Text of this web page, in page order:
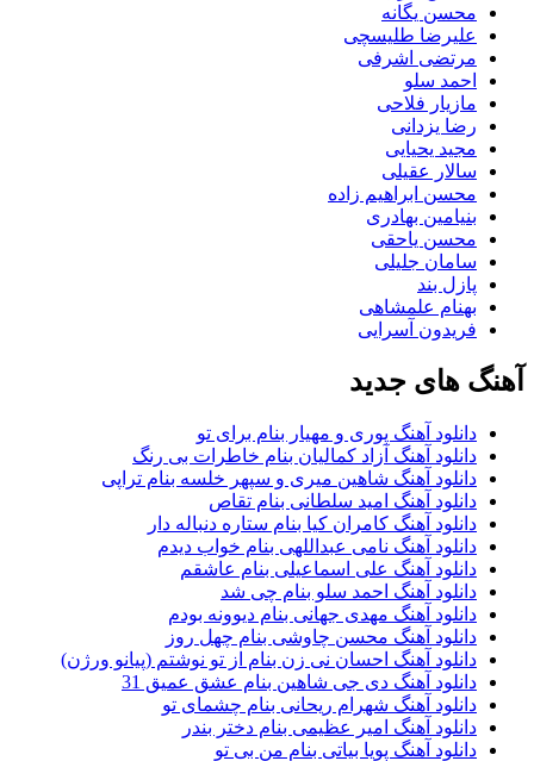
محسن یگانه
علیرضا طلیسچی
مرتضی اشرفی
احمد سلو
مازیار فلاحی
رضا یزدانی
مجید یحیایی
سالار عقیلی
محسن ابراهیم زاده
بنیامین بهادری
محسن یاحقی
سامان جلیلی
پازل بند
بهنام علمشاهی
فریدون آسرایی
های جدید
دانلود آهنگ پوری و مهیار بنام برای تو
دانلود آهنگ آزاد کمالیان بنام خاطرات بی رنگ
دانلود آهنگ شاهین میری و سپهر خلسه بنام تراپی
دانلود آهنگ امید سلطانی بنام تقاص
دانلود آهنگ کامران کیا بنام ستاره دنباله دار
دانلود آهنگ نامی عبداللهی بنام خواب دیدم
دانلود آهنگ علی اسماعیلی بنام عاشقم
دانلود آهنگ احمد سلو بنام چی شد
دانلود آهنگ مهدی جهانی بنام دیوونه بودم
دانلود آهنگ محسن چاوشی بنام چهل روز
دانلود آهنگ احسان نی زن بنام از تو نوشتم (پیانو ورژن)
دانلود آهنگ دی جی شاهین بنام عشق عمیق 31
دانلود آهنگ شهرام ریحانی بنام چشمای تو
دانلود آهنگ امیر عظیمی بنام دختر بندر
دانلود آهنگ پویا بیاتی بنام من بی تو